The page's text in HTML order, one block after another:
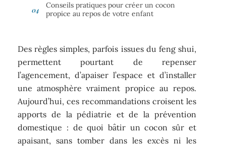
Conseils pratiques pour créer un cocon
propice au repos de votre enfant
Des règles simples, parfois issues du feng shui,
permettent pourtant de repenser
l’agencement, d’apaiser l’espace et d’installer
une atmosphère vraiment propice au repos.
Aujourd’hui, ces recommandations croisent les
apports de la pédiatrie et de la prévention
domestique : de quoi bâtir un cocon sûr et
apaisant, sans tomber dans les excès ni les